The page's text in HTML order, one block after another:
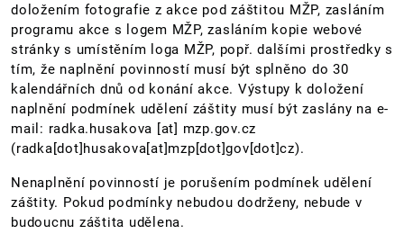
doložením fotografie z akce pod záštitou MŽP, zasláním
programu akce s logem MŽP, zasláním kopie webové
stránky s umístěním loga MŽP, popř. dalšími prostředky s
tím, že naplnění povinností musí být splněno do 30
kalendářních dnů od konání akce. Výstupy k doložení
naplnění podmínek udělení záštity musí být zaslány na e-
mail: radka.husakova [at] mzp.gov.cz
(radka[dot]husakova[at]mzp[dot]gov[dot]cz).
Nenaplnění povinností je porušením podmínek udělení
záštity. Pokud podmínky nebudou dodrženy, nebude v
budoucnu záštita udělena.